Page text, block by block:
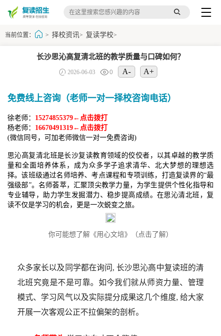
当前位置： > 择校资讯> 复读学校>
长沙思沁高复清北班的教学质量与口碑如何？
2026-06-03 0 A- A+
免费线上咨询（老师一对一择校咨询电话）
徐老师： 15274855379←点击拨打
杨老师： 16670491319←点击拨打
(微信同号，可加老师微信一对一免费咨询)
思沁高复清北班是长沙复读教育领域的佼佼者，以其卓越的教学质
量和全面培养体系，成为众多学子追求清华、北大梦想的理想选
择。该班级通过名师培养、考点课程和专项训练，打造复读界的“最
强级部”。名师荟萃，汇聚顶尖教学力量，为学生提供个性化指导和
专业辅导，助力学生发掘潜力、稳步提高成绩。在思沁清北班，复
读不仅是学习的机会，更是一次蜕变之旅。
你可能想了解《用心文培》（点击了解）
众多家长以及同学都在询问, 长沙思沁高中复读班的清
北班究竟是不是可靠。如今我们就从师资力量、管理
模式、学习风气以及实际提分成果这几个维度, 给大家
开展一次客观公正不拉偏架的剖析。